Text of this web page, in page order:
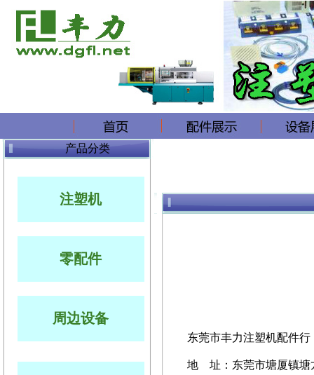
产品分类
注塑机
零配件
周边设备
东莞市丰力注塑机配件行
地 址：东莞市塘厦镇塘